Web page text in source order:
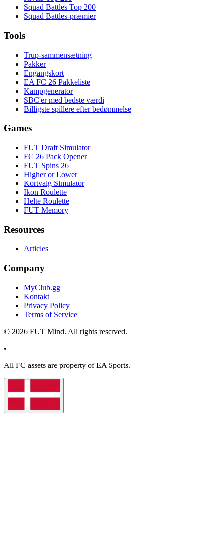
Squad Battles Top 200
Squad Battles-præmier
Tools
Trup-sammensætning
Pakker
Engangskort
EA FC 26 Pakkeliste
Kampgenerator
SBC'er med bedste værdi
Billigste spillere efter bedømmelse
Games
FUT Draft Simulator
FC 26 Pack Opener
FUT Spins 26
Higher or Lower
Kortvalg Simulator
Ikon Roulette
Helte Roulette
FUT Memory
Resources
Articles
Company
MyClub.gg
Kontakt
Privacy Policy
Terms of Service
© 2026 FUT Mind. All rights reserved.
•
All FC assets are property of EA Sports.